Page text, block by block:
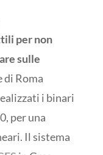
per non
sulle
di Roma
i binari
per una
Il sistema